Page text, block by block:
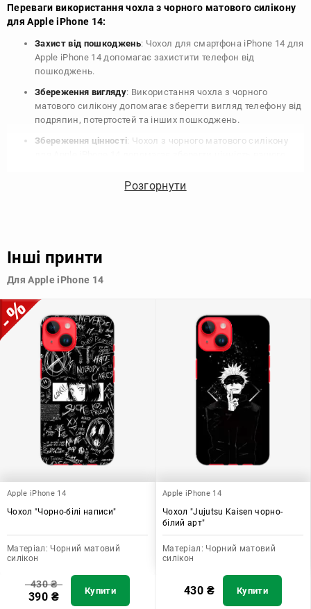
Переваги використання чохла з чорного матового силікону
для Apple iPhone 14:
Захист від пошкоджень: Чохол для смартфона iPhone 14 для
Apple iPhone 14 допомагає захистити телефон від
пошкоджень.
Збереження вигляду: Використання чохла з чорного
матового силікону допомагає зберегти вигляд телефону від
подряпин, потертостей та інших пошкоджень.
Збереження цінності: Чохол з чорного матового силікону
продати свій пристрій в майбутньому.
Узагалі, чохол для телефону - це дуже корисний аксесуар, який
допомагає захистити ваш пристрій, зберегти його цінність і
Розгорнути
Інші принти
Для Apple iPhone 14
Apple iPhone 14
Чохол "Чорно-білі написи"
Матеріал: Чорний матовий
силікон
430₴
390 ₴ Купити
Apple iPhone 14
Чохол "Jujutsu Kaisen чорно-
білий арт"
Матеріал: Чорний матовий
силікон
430 ₴ Купити